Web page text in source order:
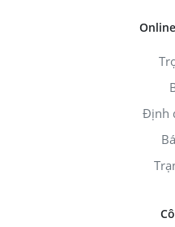
Định